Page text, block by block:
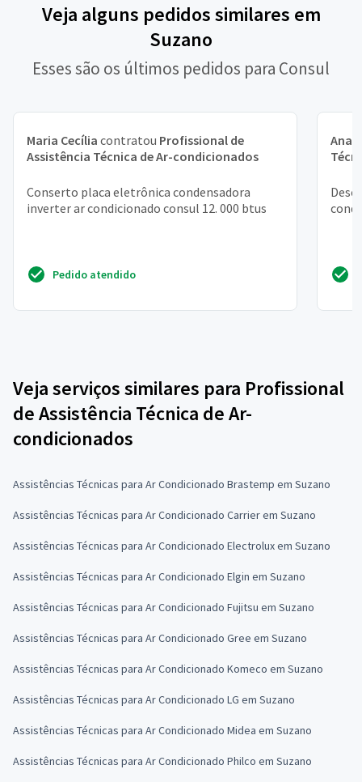
Veja alguns pedidos similares em
Suzano
Esses são os últimos pedidos para Consul
Maria Cecília contratou Profissional de
Assistência Técnica de Ar-condicionados
Conserto placa eletrônica condensadora
inverter ar condicionado consul 12. 000 btus
Pedido atendido
Ana
Veja serviços similares para Profissional
de Assistência Técnica de Ar-
condicionados
Assistências Técnicas para Ar Condicionado Brastemp em Suzano
Assistências Técnicas para Ar Condicionado Carrier em Suzano
Assistências Técnicas para Ar Condicionado Electrolux em Suzano
Assistências Técnicas para Ar Condicionado Elgin em Suzano
Assistências Técnicas para Ar Condicionado Fujitsu em Suzano
Assistências Técnicas para Ar Condicionado Gree em Suzano
Assistências Técnicas para Ar Condicionado Komeco em Suzano
Assistências Técnicas para Ar Condicionado LG em Suzano
Assistências Técnicas para Ar Condicionado Midea em Suzano
Assistências Técnicas para Ar Condicionado Philco em Suzano